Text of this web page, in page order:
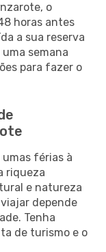
o
horas antes
a sua reserva
semana
para fazer o
umas férias à
riqueza
e natureza
depende
Tenha
de turismo e o